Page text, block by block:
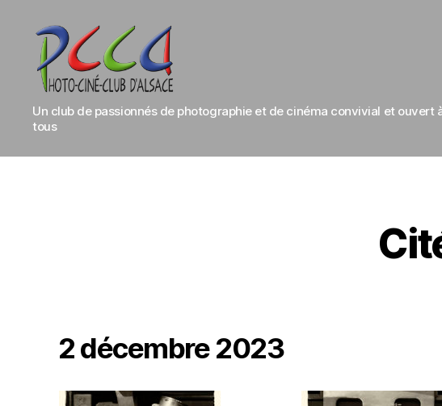
Photo-
Ciné-
d'Alsace
Un club de passionnés de photographie et de cinéma convivial et ouvert
tous
2 décembre 2023